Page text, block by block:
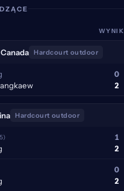
WYNIK
Hardcourt outdoor
0
2
Hardcourt outdoor
1
2
0
2